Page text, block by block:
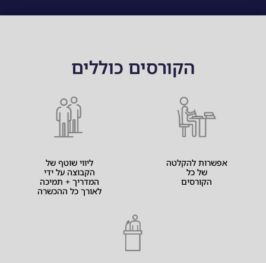
הקורסים כוללים
אפשרות להקלטה
של כל
הקורסים
ליווי שוטף של
הקבוצה על ידי
המדריך + תמיכה
לאורך כל ההכשרה